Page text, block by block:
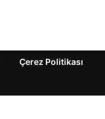
Çerez Politikası